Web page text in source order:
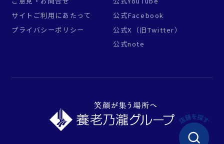
サイトご利用にあたって
プライバシーポリシー
公式Facebook
公式X（旧Twitter）
公式note